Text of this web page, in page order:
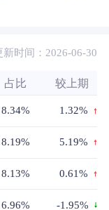
新时间：2026-06-30
占比 较上期
8.34% 1.32%
8.19% 5.19%
8.13% 0.61%
6.96% -1.95%